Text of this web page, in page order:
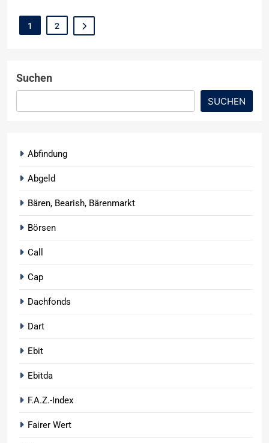
1 2
Suchen
SUCHEN
Abfindung
Abgeld
Bären, Bearish, Bärenmarkt
Börsen
Call
Cap
Dachfonds
Dart
Ebit
Ebitda
F.A.Z.-Index
Fairer Wert